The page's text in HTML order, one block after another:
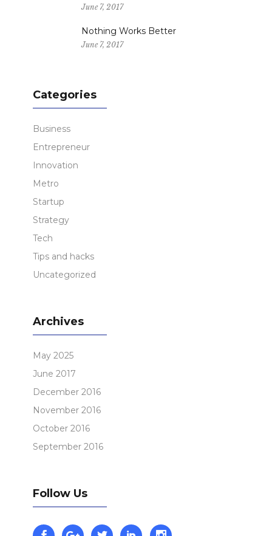
June 7, 2017
Nothing Works Better
June 7, 2017
Categories
Business
Entrepreneur
Innovation
Metro
Startup
Strategy
Tech
Tips and hacks
Uncategorized
Archives
May 2025
June 2017
December 2016
November 2016
October 2016
September 2016
Follow Us